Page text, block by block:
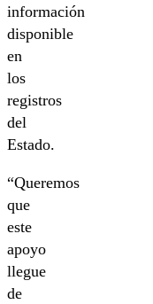
información
disponible
en
los
registros
del
Estado.
“Queremos
que
este
apoyo
llegue
de